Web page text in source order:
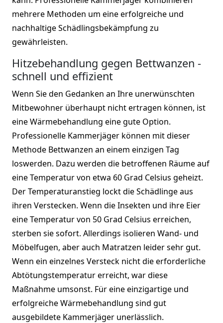
mehrere Methoden um eine erfolgreiche und
nachhaltige Schädlingsbekämpfung zu
gewährleisten.
Hitzebehandlung gegen Bettwanzen -
schnell und effizient
Wenn Sie den Gedanken an Ihre unerwünschten
Mitbewohner überhaupt nicht ertragen können, ist
eine Wärmebehandlung eine gute Option.
Professionelle Kammerjäger können mit dieser
Methode Bettwanzen an einem einzigen Tag
loswerden. Dazu werden die betroffenen Räume auf
eine Temperatur von etwa 60 Grad Celsius geheizt.
Der Temperaturanstieg lockt die Schädlinge aus
ihren Verstecken. Wenn die Insekten und ihre Eier
eine Temperatur von 50 Grad Celsius erreichen,
sterben sie sofort. Allerdings isolieren Wand- und
Möbelfugen, aber auch Matratzen leider sehr gut.
Wenn ein einzelnes Versteck nicht die erforderliche
Abtötungstemperatur erreicht, war diese
Maßnahme umsonst. Für eine einzigartige und
erfolgreiche Wärmebehandlung sind gut
ausgebildete Kammerjäger unerlässlich.